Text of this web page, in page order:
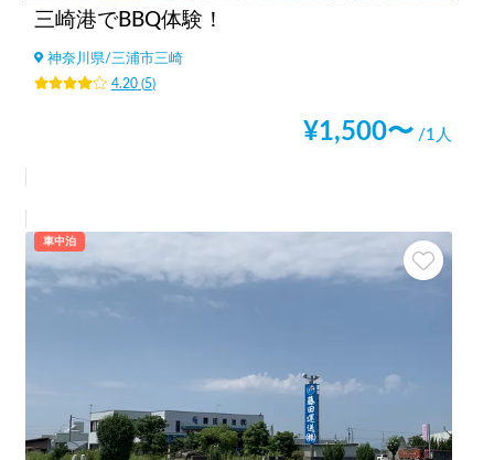
三崎港でBBQ体験！
神奈川県/ 三浦市三崎
4.20(5)
¥1,500〜 /1人
車中泊